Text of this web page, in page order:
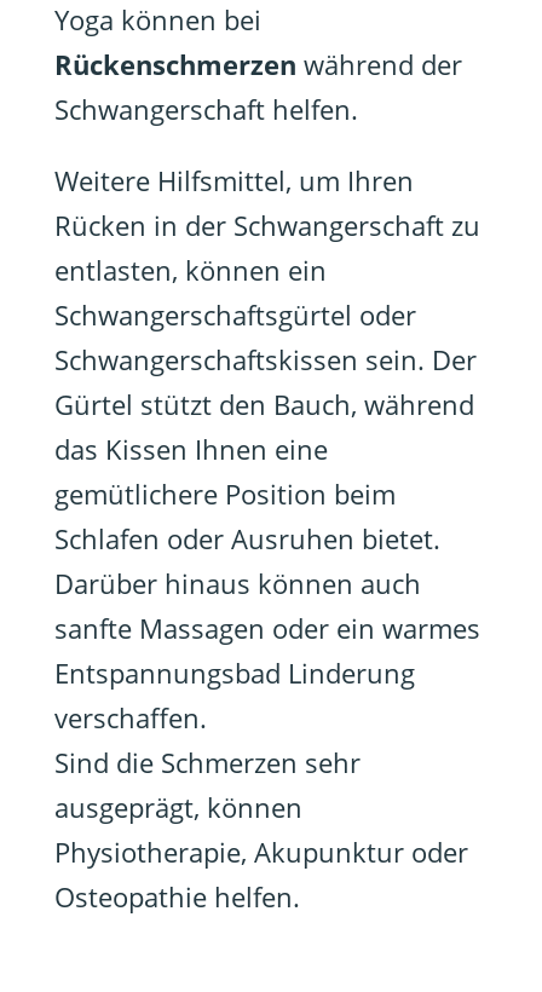
Yoga können bei
Rückenschmerzen während der
Schwangerschaft helfen.
Weitere Hilfsmittel, um Ihren
Rücken in der Schwangerschaft zu
entlasten, können ein
Schwangerschaftsgürtel oder
Schwangerschaftskissen sein. Der
Gürtel stützt den Bauch, während
das Kissen Ihnen eine
gemütlichere Position beim
Schlafen oder Ausruhen bietet.
Darüber hinaus können auch
sanfte Massagen oder ein warmes
Entspannungsbad Linderung
verschaffen.
Sind die Schmerzen sehr
ausgeprägt, können
Physiotherapie, Akupunktur oder
Osteopathie helfen.